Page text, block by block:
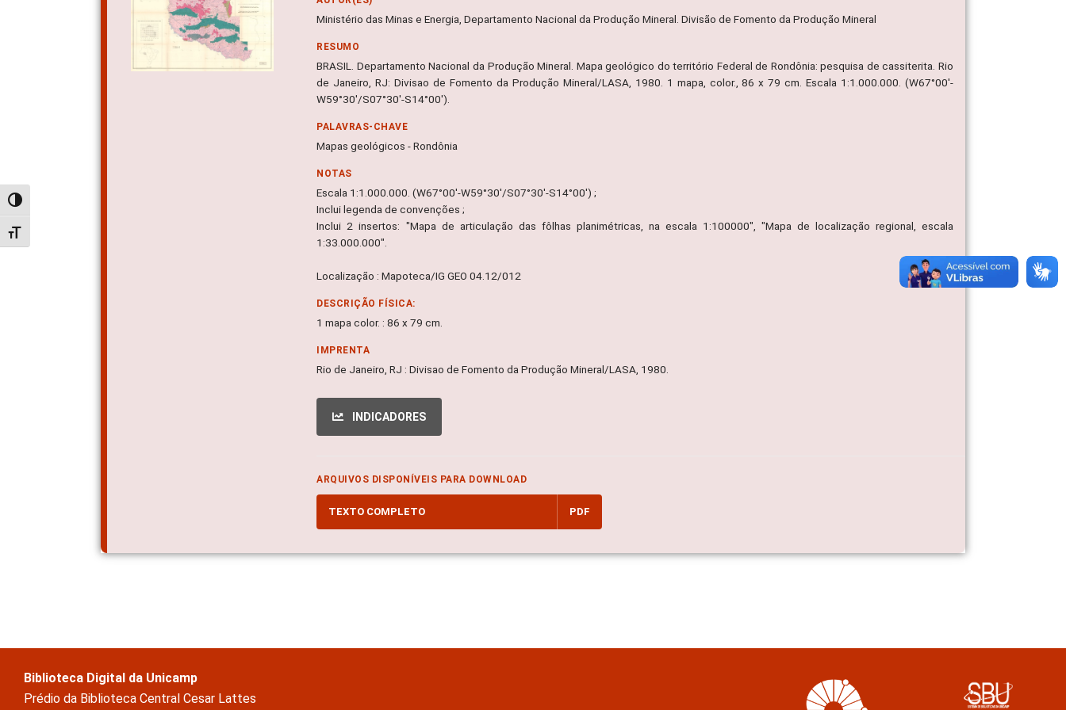
Alternar alto contraste
Alternar tamanho da fonte
Ministério das Minas e Energia, Departamento Nacional da Produção Mineral. Divisão de Fomento da Produção Mineral
RESUMO
BRASIL. Departamento Nacional da Produção Mineral. Mapa geológico do território Federal de Rondônia: pesquisa de cassiterita. Rio
de Janeiro, RJ: Divisao de Fomento da Produção Mineral/LASA, 1980. 1 mapa, color., 86 x 79 cm. Escala 1:1.000.000. (W67°00'-
W59°30'/S07°30'-S14°00').
PALAVRAS-CHAVE
Mapas geológicos - Rondônia
NOTAS
Escala 1:1.000.000. (W67°00'-W59°30'/S07°30'-S14°00') ;
Inclui legenda de convenções ;
Inclui 2 insertos: "Mapa de articulação das fôlhas planimétricas, na escala 1:100000", "Mapa de localização regional, escala
1:33.000.000".
Localização : Mapoteca/IG GEO 04.12/012
DESCRIÇÃO FÍSICA:
1 mapa color. : 86 x 79 cm.
IMPRENTA
Rio de Janeiro, RJ : Divisao de Fomento da Produção Mineral/LASA, 1980.
INDICADORES
ARQUIVOS DISPONÍVEIS PARA DOWNLOAD
TEXTO COMPLETO PDF
Biblioteca Digital da Unicamp
Prédio da Biblioteca Central Cesar Lattes